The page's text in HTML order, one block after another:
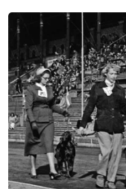
Mer om